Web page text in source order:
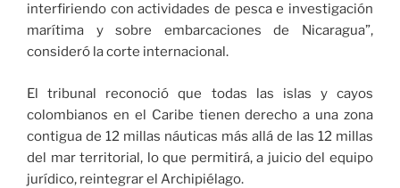
interfiriendo con actividades de pesca e investigación
marítima y sobre embarcaciones de Nicaragua”,
consideró la corte internacional.
El tribunal reconoció que todas las islas y cayos
colombianos en el Caribe tienen derecho a una zona
contigua de 12 millas náuticas más allá de las 12 millas
del mar territorial, lo que permitirá, a juicio del equipo
jurídico, reintegrar el Archipiélago.